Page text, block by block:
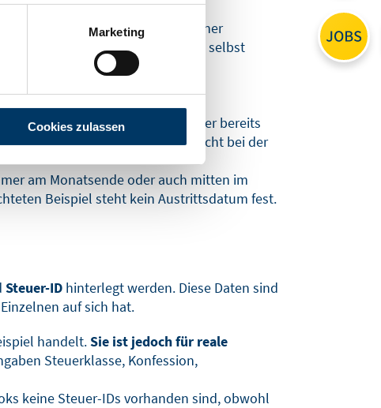
Marketing
Cookies zulassen
). Auch sie ist zusätzlich mit einer
je nach Programmbediener, selbst
01.11.21).
in Frage, wenn der Arbeitnehmer bereits
Erst- und Letzteintritt, nicht bei der
am Monatsende oder auch mitten im
Beispiel steht kein Austrittsdatum fest.
Steuer-ID hinterlegt werden. Diese Daten sind
auf sich hat.
handelt.Sie ist jedoch für reale
Steuerklasse, Konfession,
keine Steuer-IDs vorhanden sind, obwohl